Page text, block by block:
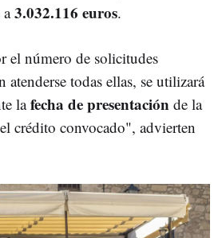
a3.032.116 euros.
el número de solicitudes
atenderse todas ellas, se utilizará
lafecha de presentación de la
crédito convocado", advierten